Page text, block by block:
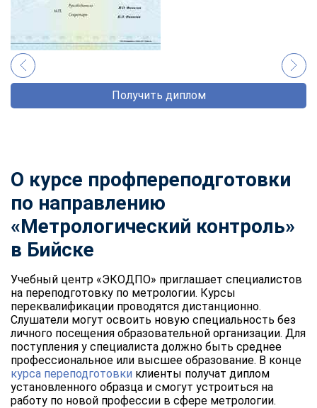
Получить диплом
О курсе профпереподготовки
по направлению
«Метрологический контроль»
в Бийске
Учебный центр «ЭКОДПО» приглашает специалистов
на переподготовку по метрологии. Курсы
переквалификации проводятся дистанционно.
Слушатели могут освоить новую специальность без
личного посещения образовательной организации. Для
поступления у специалиста должно быть среднее
профессиональное или высшее образование. В конце
курса переподготовки клиенты получат диплом
установленного образца и смогут устроиться на
работу по новой профессии в сфере метрологии.